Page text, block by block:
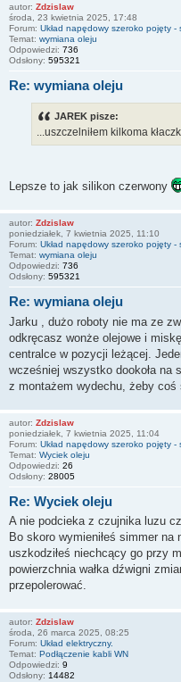
autor: Zdzislaw
środa, 23 kwietnia 2025, 17:48
Forum: Układ napędowy szeroko pojęty -
Temat: wymiana oleju
Odpowiedzi: 736
Odsłony: 595321
Re: wymiana oleju
JAREK pisze:
...uszczelniłem kilkoma
Lepsze to jak silikon czerwony
autor: Zdzislaw
poniedziałek, 7 kwietnia 2025, 11:10
Forum: Układ napędowy szeroko pojęty -
Temat: wymiana oleju
Odpowiedzi: 736
Odsłony: 595321
Re: wymiana oleju
Jarku , dużo roboty nie ma ze
odkręcasz wonże olejowe i
centralce w pozycji leżącej.
wcześniej wszystko dookoła na
z montażem wydechu, żeby coś
autor: Zdzislaw
poniedziałek, 7 kwietnia 2025, 11:04
Forum: Układ napędowy szeroko pojęty -
Temat: Wyciek oleju
Odpowiedzi: 26
Odsłony: 28005
Re: Wyciek oleju
A nie podcieka z czujnika luzu
Bo skoro wymieniłeś simmer
uszkodziłeś niechcący go przy
powierzchnia wałka dźwigni
przepolerować.
autor: Zdzislaw
środa, 26 marca 2025, 08:25
Forum: Układ elektryczny.
Temat: Podłączenie kabli WN
Odpowiedzi: 9
Odsłony: 14482